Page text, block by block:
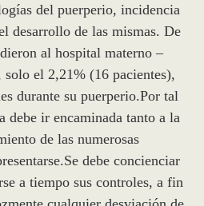
del puerperio, incidencia
desarrollo de las mismas. De
al hospital materno –
el 2,21% (16 pacientes),
durante su puerperio.Por tal
debe ir encaminada tanto a la
de las numerosas
debe concienciar
a tiempo sus controles, a fin